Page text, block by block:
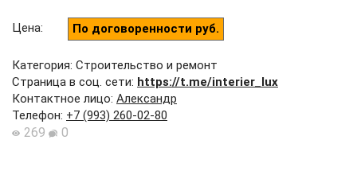
Цена: По договоренности руб.
Категория: Строительство и ремонт
Страница в соц. сети: https://t.me/interier_lux
Контактное лицо: Александр
Телефон: +7 (993) 260-02-80
269 0